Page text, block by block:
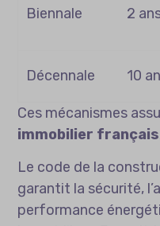
Biennale 2
Décennale 10
Ces mécanismes
immobilier français
Le code de la
garantit la sécurité,
performance